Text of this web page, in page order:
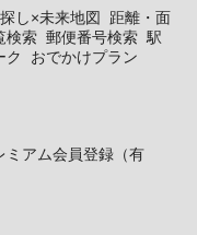
し×未来地図
距離・面
検索 郵便番号検索 駅
ク おでかけプラン
ミアム会員登録（有